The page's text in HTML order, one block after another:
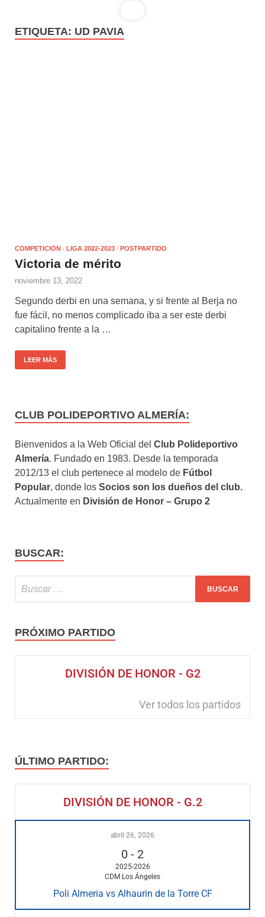
ETIQUETA: UD PAVIA
COMPETICIÓN / LIGA 2022-2023 / POSTPARTIDO
Victoria de mérito
noviembre 13, 2022
Segundo derbi en una semana, y si frente al Berja no
fue fácil, no menos complicado iba a ser este derbi
capitalino frente a la …
LEER MÁS
CLUB POLIDEPORTIVO ALMERÍA:
Bienvenidos a la Web Oficial del Club Polideportivo
Almería. Fundado en 1983. Desde la temporada
2012/13 el club pertenece al modelo de Fútbol
Popular, donde los Socios son los dueños del club.
Actualmente en División de Honor – Grupo 2
BUSCAR:
PRÓXIMO PARTIDO
DIVISIÓN DE HONOR - G2
Ver todos los partidos
ÚLTIMO PARTIDO:
DIVISIÓN DE HONOR - G.2
abril 26, 2026
0 - 2
2025-2026
CDM Los Ángeles
Poli Almeria vs Alhaurin de la Torre CF